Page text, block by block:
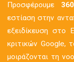
Προσφέρουμε
εστίαση στην
εξειδίκευση στο
κριτικών Google,
μοιράζονται τη